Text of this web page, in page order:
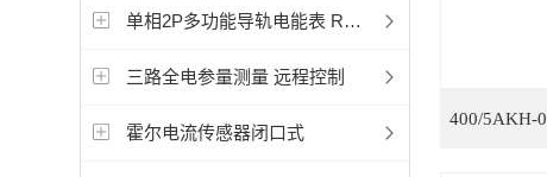
单相2P多功能导轨电能表 RS485通讯选配分时计费功能
三路全电参量测量 远程控制
霍尔电流传感器闭口式